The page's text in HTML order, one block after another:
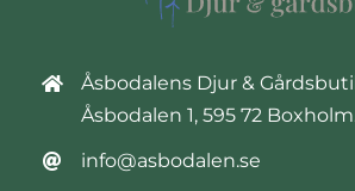
Åsbodalens Djur &
Åsbodalen 1, 595 72
info@asbodalen.se